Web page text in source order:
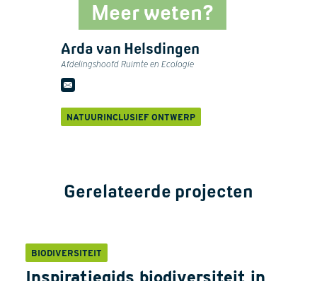
Meer weten?
Arda van Helsdingen
Afdelingshoofd Ruimte en Ecologie
NATUURINCLUSIEF ONTWERP
Gerelateerde projecten
BIODIVERSITEIT